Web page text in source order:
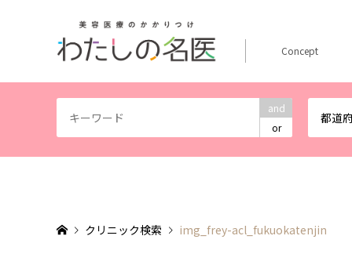
and
or
都道
Concept
クリニック検索 img_frey-acl_fukuokatenjin